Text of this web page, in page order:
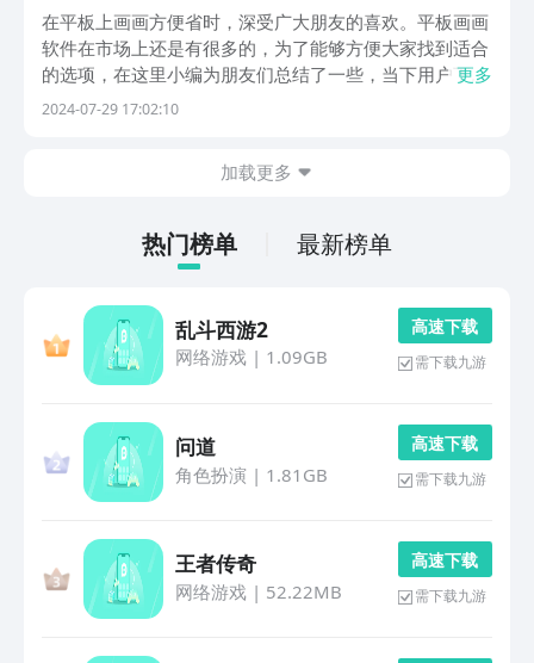
画软件下载分享
在平板上画画方便省时，深受广大朋友的喜欢。平板画画
软件在市场上还是有很多的，为了能够方便大家找到适合
的选项，在这里小编为朋友们总结了一些，当下用户下载
量较高，人气热度排名较高的平板画画软件，如果想要了
更多
2024-07-29 17:02:10
加载更多
热门榜单 最新榜单
乱斗西游2
网络游戏| 1.09GB
高 速 下 载
需下载九游
问道
角色扮演 | 1.81GB
高 速 下 载
需下载九游
王者传奇
网络游戏| 52.22MB
高 速 下 载
需下载九游